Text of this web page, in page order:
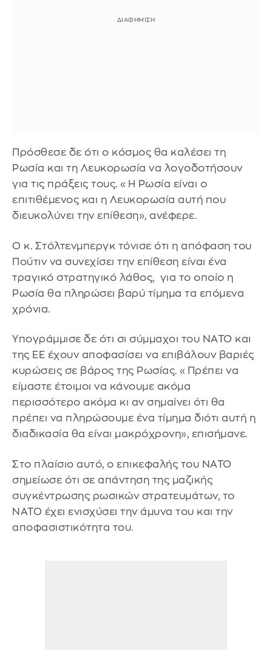
Πρόσθεσε δε ότι ο κόσμος θα καλέσει τη
Ρωσία και τη Λευκορωσία να λογοδοτήσουν
για τις πράξεις τους. «Η Ρωσία είναι ο
επιτιθέμενος και η Λευκορωσία αυτή που
διευκολύνει την επίθεση», ανέφερε.
Ο κ. Στόλτενμπεργκ τόνισε ότι η απόφαση του
Πούτιν να συνεχίσει την επίθεση είναι ένα
τραγικό στρατηγικό λάθος, για το οποίο η
Ρωσία θα πληρώσει βαρύ τίμημα τα επόμενα
χρόνια.
Υπογράμμισε δε ότι σι σύμμαχοι του ΝΑΤΟ και
της ΕΕ έχουν αποφασίσει να επιβάλουν βαριές
κυρώσεις σε βάρος της Ρωσίας. «Πρέπει να
είμαστε έτοιμοι να κάνουμε ακόμα
περισσότερο ακόμα κι αν σημαίνει ότι θα
πρέπει να πληρώσουμε ένα τίμημα διότι αυτή η
διαδικασία θα είναι μακρόχρονη», επισήμανε.
Στο πλαίσιο αυτό, ο επικεφαλής του ΝΑΤΟ
σημείωσε ότι σε απάντηση της μαζικής
συγκέντρωσης ρωσικών στρατευμάτων, το
ΝΑΤΟ έχει ενισχύσει την άμυνα του και την
αποφασιστικότητα του.